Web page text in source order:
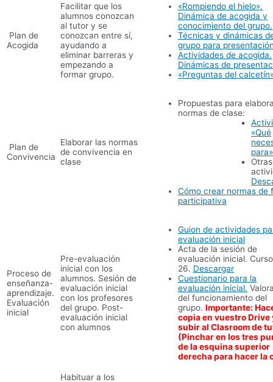
Plan de
Acogida
Facilitar que los
alumnos conozcan
al tutor y se
conozcan entre sí,
ayudando a
eliminar barreras y
empezando a
formar grupo.
«Rompiendo el hielo».
Dinámica de acogida y
conocimiento del grupo.
Técnicas y dinámicas
grupo para
Actividades de acogida.
Dinámicas de
«Preguntas del
Plan de
Convivencia
Elaborar las normas
de convivencia en
clase
Propuestas para
normas de clase:
«Qué
para»
Otras
Cómo crear normas de
participativa
Proceso de
enseñanza-
aprendizaje.
Evaluación
inicial
Pre-evaluación
inicial con los
alumnos. Sesión de
evaluación inicial
con los profesores
del grupo. Post-
evaluación inicial
con alumnos
Guion de actividades
evaluación inicial
Acta de la sesión de
evaluación inicial.
26. Descargar
Cuestionario para la
evaluación inicial.
del funcionamiento del
grupo. Importante:
copia en vuestro Drive
subir al Clasroom de
(Pinchar en los tres
de la esquina superior
derecha para hacer la
Habituar a los